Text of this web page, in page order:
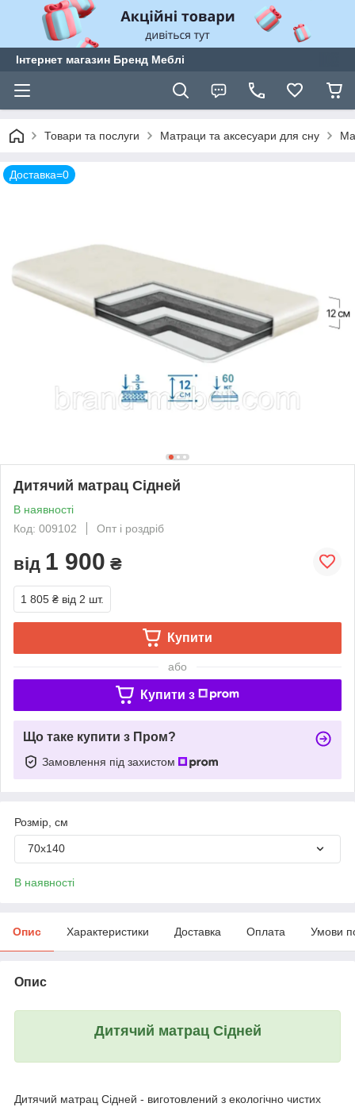
Інтернет магазин Бренд Меблі
Товари та послуги Матраци та аксесуари для сну
Доставка=0
Дитячий матрац Сідней
В наявності
Код: 009102
Опт і роздріб
від 1 900 ₴
1 805 ₴ від 2 шт.
Купити
або
Купити з
Що таке купити з Пром?
Замовлення під захистом
Розмір, см
70х140
В наявності
Опис Характеристики Доставка Оплата Умови
Опис
Дитячий матрац Сідней
Дитячий матрац Сідней - виготовлений з екологічно чистих